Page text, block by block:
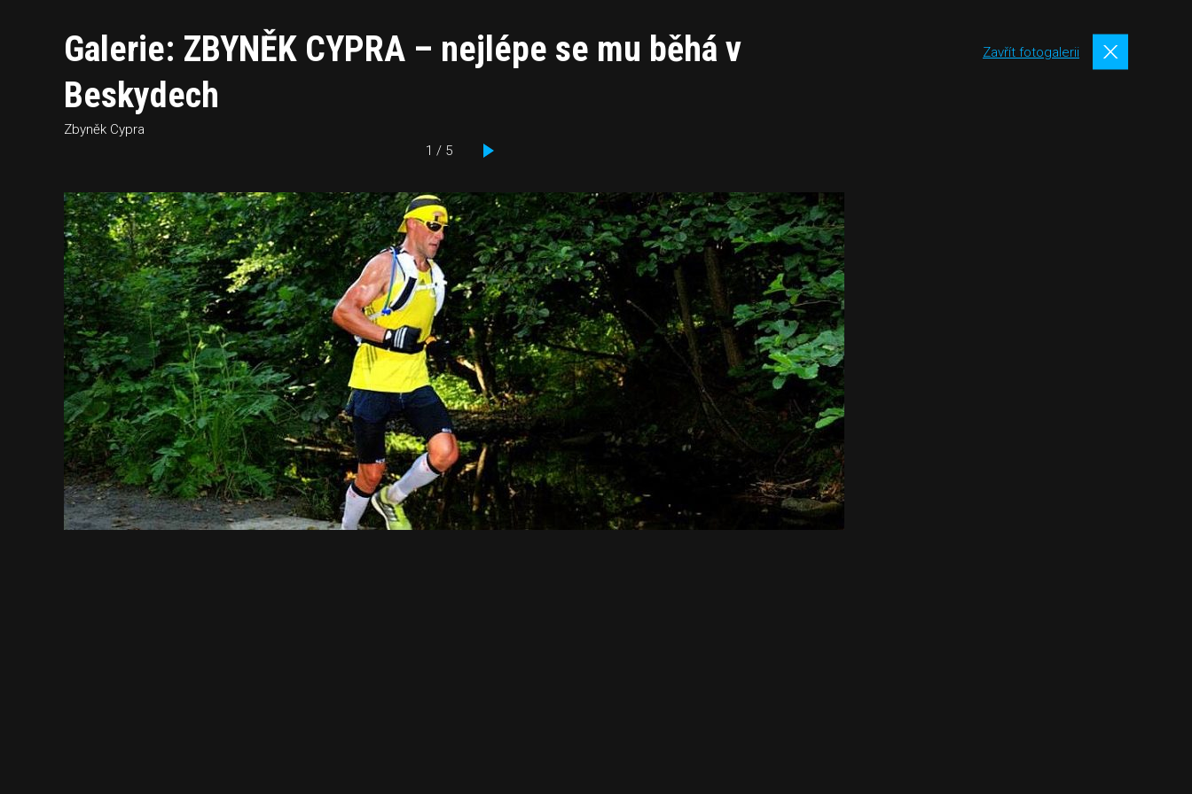
Galerie: ZBYNĚK CYPRA – nejlépe se mu běhá v
Beskydech
Zbyněk Cypra
1 / 5
Zavřít fotogalerii